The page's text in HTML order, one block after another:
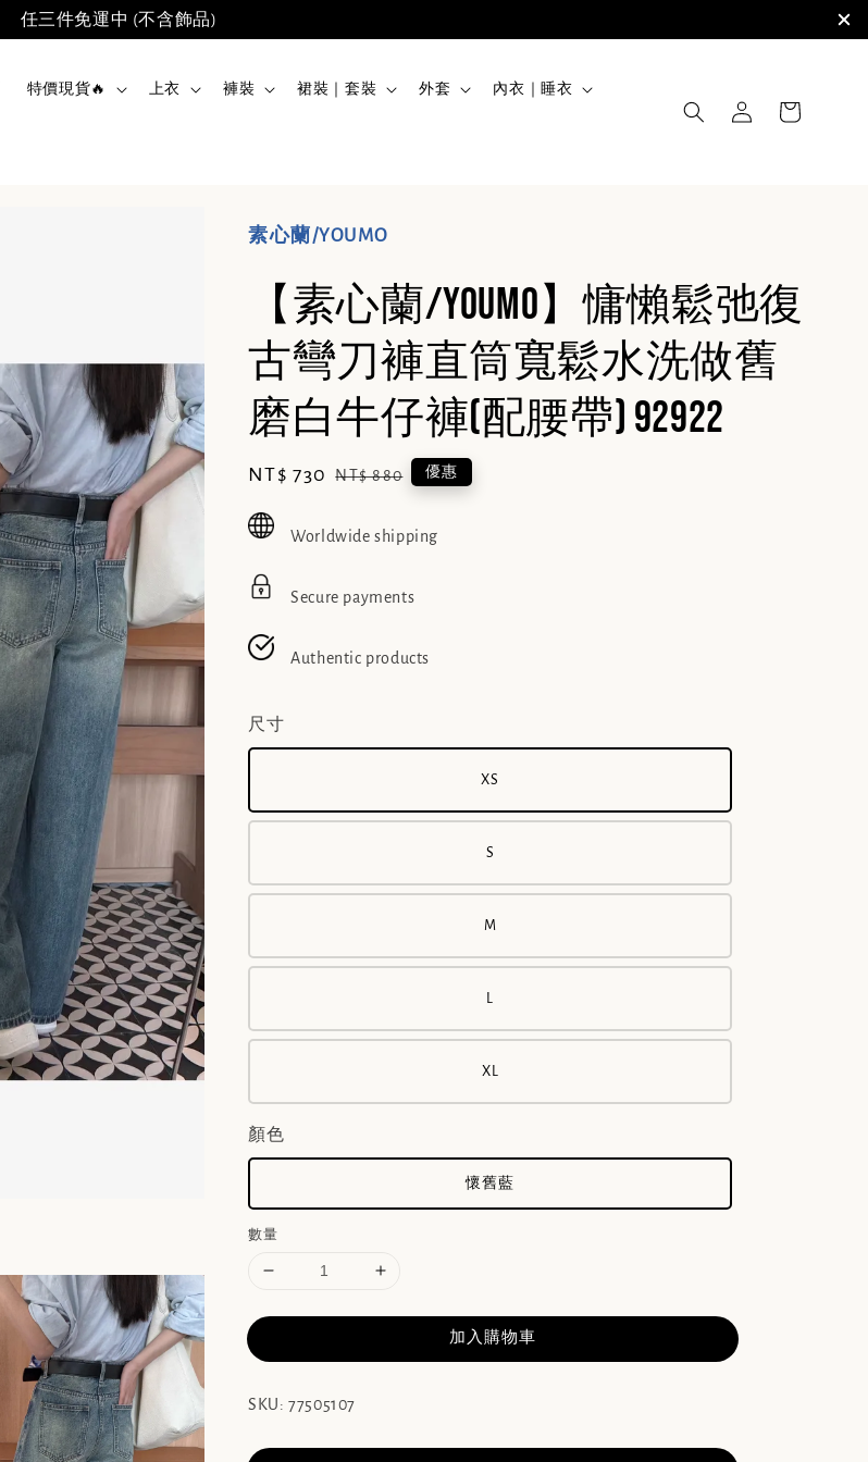
任三件免運中 (不含飾品)
特價現貨🔥 上衣 褲裝 裙裝｜套裝 外套 內衣｜睡衣
素心蘭/YOUMO
【素心蘭/YOUMO】慵懶鬆弛復
古彎刀褲直筒寬鬆水洗做舊
磨白牛仔褲(配腰帶) 92922
Sale
NT$ 730 Regular
NT$ 880 優惠
Worldwide shipping
Secure payments
Authentic products
尺寸
XS
S
M
XL
顏色
懷舊藍
數量
加入購物車
SKU: 77505107